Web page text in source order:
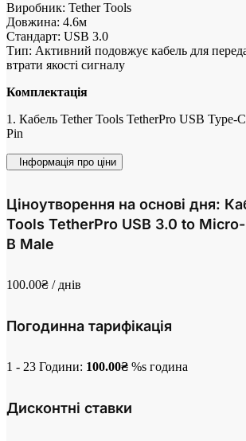
Виробник: Tether Tools
Довжина: 4.6м
Стандарт: USB 3.0
Тип: Активний подовжує кабель для
втрати якості сигналу
Комплектація
1. Кабель Tether Tools TetherPro USB Type-
Pin
Інформація про ціни
Ціноутворення на основі дня:
Tools TetherPro USB 3.0 to
B Male
100.00₴ / днів
Погодинна тарифікація
1 - 23 Години: 100.00₴ %s година
Дисконтні ставки